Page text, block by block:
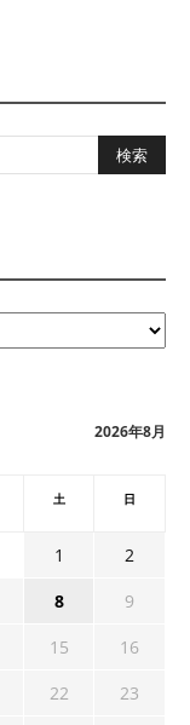
2026年8月
土 日
1
2
8
9
15
16
22
23